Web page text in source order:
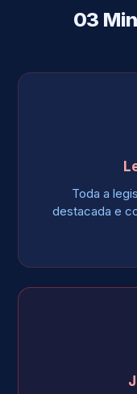
03
Toda a
destacada e